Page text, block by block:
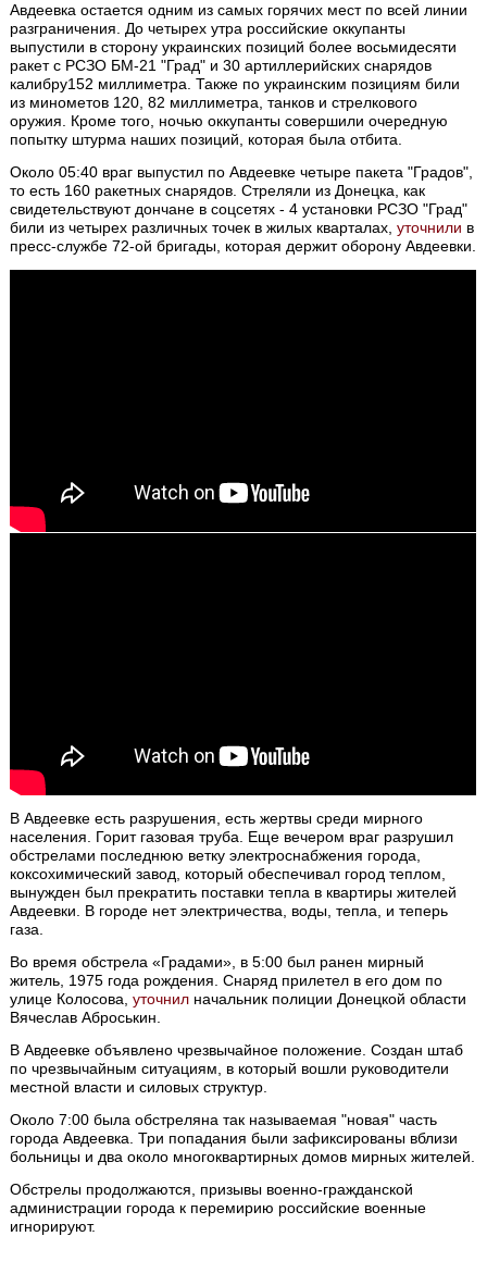
Авдеевка остается одним из самых горячих мест по всей линии
разграничения. До четырех утра российские оккупанты
выпустили в сторону украинских позиций более восьмидесяти
ракет с РСЗО БМ-21 "Град" и 30 артиллерийских снарядов
калибру152 миллиметра. Также по украинским позициям били
из минометов 120, 82 миллиметра, танков и стрелкового
оружия. Кроме того, ночью оккупанты совершили очередную
попытку штурма наших позиций, которая была отбита.
Около 05:40 враг выпустил по Авдеевке четыре пакета "Градов",
то есть 160 ракетных снарядов. Стреляли из Донецка, как
свидетельствуют дончане в соцсетях - 4 установки РСЗО "Град"
били из четырех различных точек в жилых кварталах,уточнили в
пресс-службе 72-ой бригады, которая держит оборону Авдеевки.
В Авдеевке есть разрушения, есть жертвы среди мирного
населения. Горит газовая труба. Еще вечером враг разрушил
обстрелами последнюю ветку электроснабжения города,
коксохимический завод, который обеспечивал город теплом,
вынужден был прекратить поставки тепла в квартиры жителей
Авдеевки. В городе нет электричества, воды, тепла, и теперь
газа.
Во время обстрела «Градами», в 5:00 был ранен мирный
житель, 1975 года рождения. Снаряд прилетел в его дом по
улице Колосова,уточнил начальник полиции Донецкой области
Вячеслав Аброськин.
В Авдеевке объявлено чрезвычайное положение. Создан штаб
по чрезвычайным ситуациям, в который вошли руководители
местной власти и силовых структур.
Около 7:00 была обстреляна так называемая "новая" часть
города Авдеевка. Три попадания были зафиксированы вблизи
больницы и два около многоквартирных домов мирных жителей.
Обстрелы продолжаются, призывы военно-гражданской
администрации города к перемирию российские военные
игнорируют.